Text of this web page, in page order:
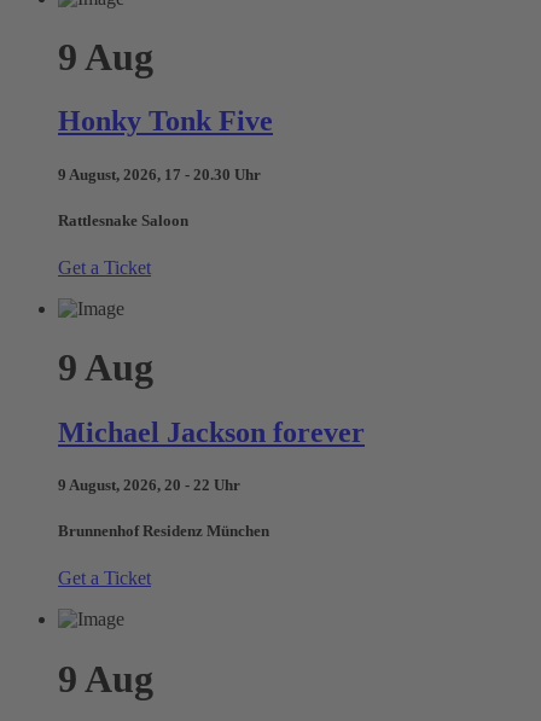
9 Aug
Honky Tonk Five
9 August, 2026, 17 - 20.30 Uhr
Rattlesnake Saloon
Get a Ticket
9Aug
Michael Jackson forever
9 August, 2026, 20 - 22 Uhr
Brunnenhof Residenz München
Get a Ticket
9 Aug